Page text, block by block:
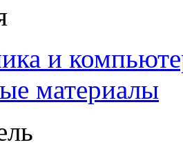
и
материалы